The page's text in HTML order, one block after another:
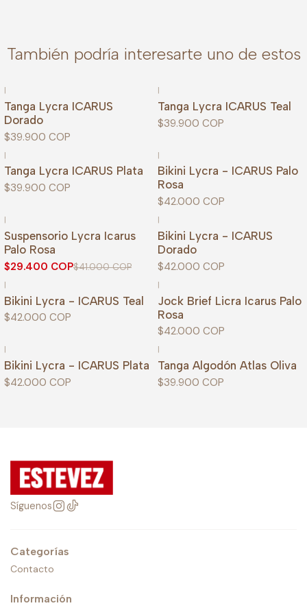
También podría interesarte uno de estos
|
Tanga Lycra ICARUS
Dorado
$39.900 COP
|
Tanga Lycra ICARUS Teal
$39.900 COP
|
Tanga Lycra ICARUS Plata
$39.900 COP
|
Bikini Lycra - ICARUS Palo
Rosa
$42.000 COP
|
Suspensorio Lycra Icarus
Palo Rosa
$29.400 COP$41.000 COP
|
Bikini Lycra - ICARUS
Dorado
$42.000 COP
|
Bikini Lycra - ICARUS Teal
$42.000 COP
|
Jock Brief Licra Icarus Palo
Rosa
$42.000 COP
|
Bikini Lycra - ICARUS Plata
$42.000 COP
|
Tanga Algodón Atlas Oliva
$39.900 COP
Síguenos
Categorías
Contacto
Información